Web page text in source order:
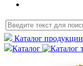
Каталог продукции
Каталог